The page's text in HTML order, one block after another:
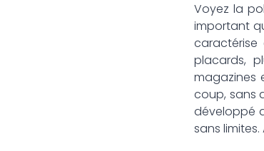
Voyez la
important
placards,
magazines
coup, sans
développé
sans limites.